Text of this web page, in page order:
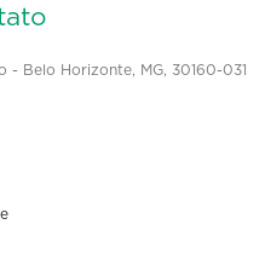
- Belo Horizonte, MG, 30160-031